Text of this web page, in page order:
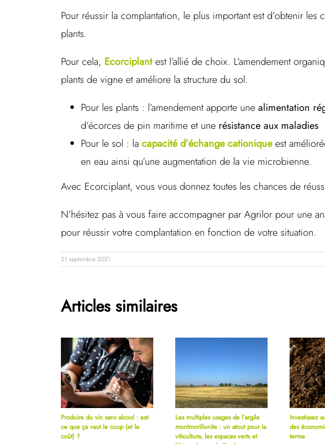
Pour réussir la complantation, le plus important est d’obtenir
plants.
Pour cela, Ecorciplantest l’allié de choix. L’amendement
plants de vigne et améliore la structure du sol.
Pour les plants : l’amendement apporte une alimentation
d’écorces de pin maritime et une résistance aux maladies
Pour le sol : la capacité d’échange cationiqueest
en eau ainsi qu’une augmentation de la vie microbienne.
Avec Ecorciplant, vous vous donnez toutes les chances de
N’hésitez pas à vous faire accompagner par Agrilor pour une
pour réussir votre complantation en fonction de votre situation.
21 septembre 2021
Articles similaires
Produire du vin sans alcool : est-
ce que ça vaut le coup (et le
coût) ?
Les multiples usages de l’argile
montmorillonite : un atout pour la
viticulture, les espaces verts et
Investissez
des
terme